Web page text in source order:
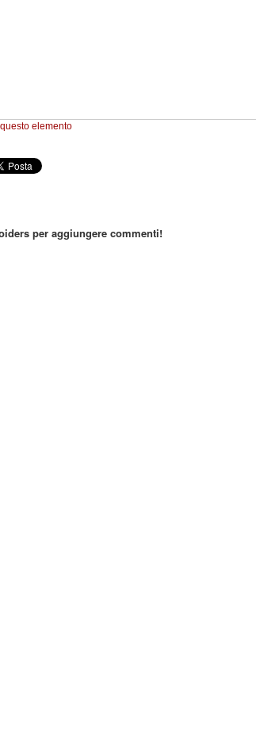
elemento
per aggiungere commenti!